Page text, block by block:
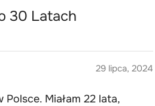
30 Latach
29 lipca, 2024
Miałam 22 lata,